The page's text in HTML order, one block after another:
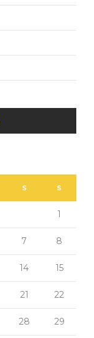
S S
1
7 8
14 15
21 22
28 29